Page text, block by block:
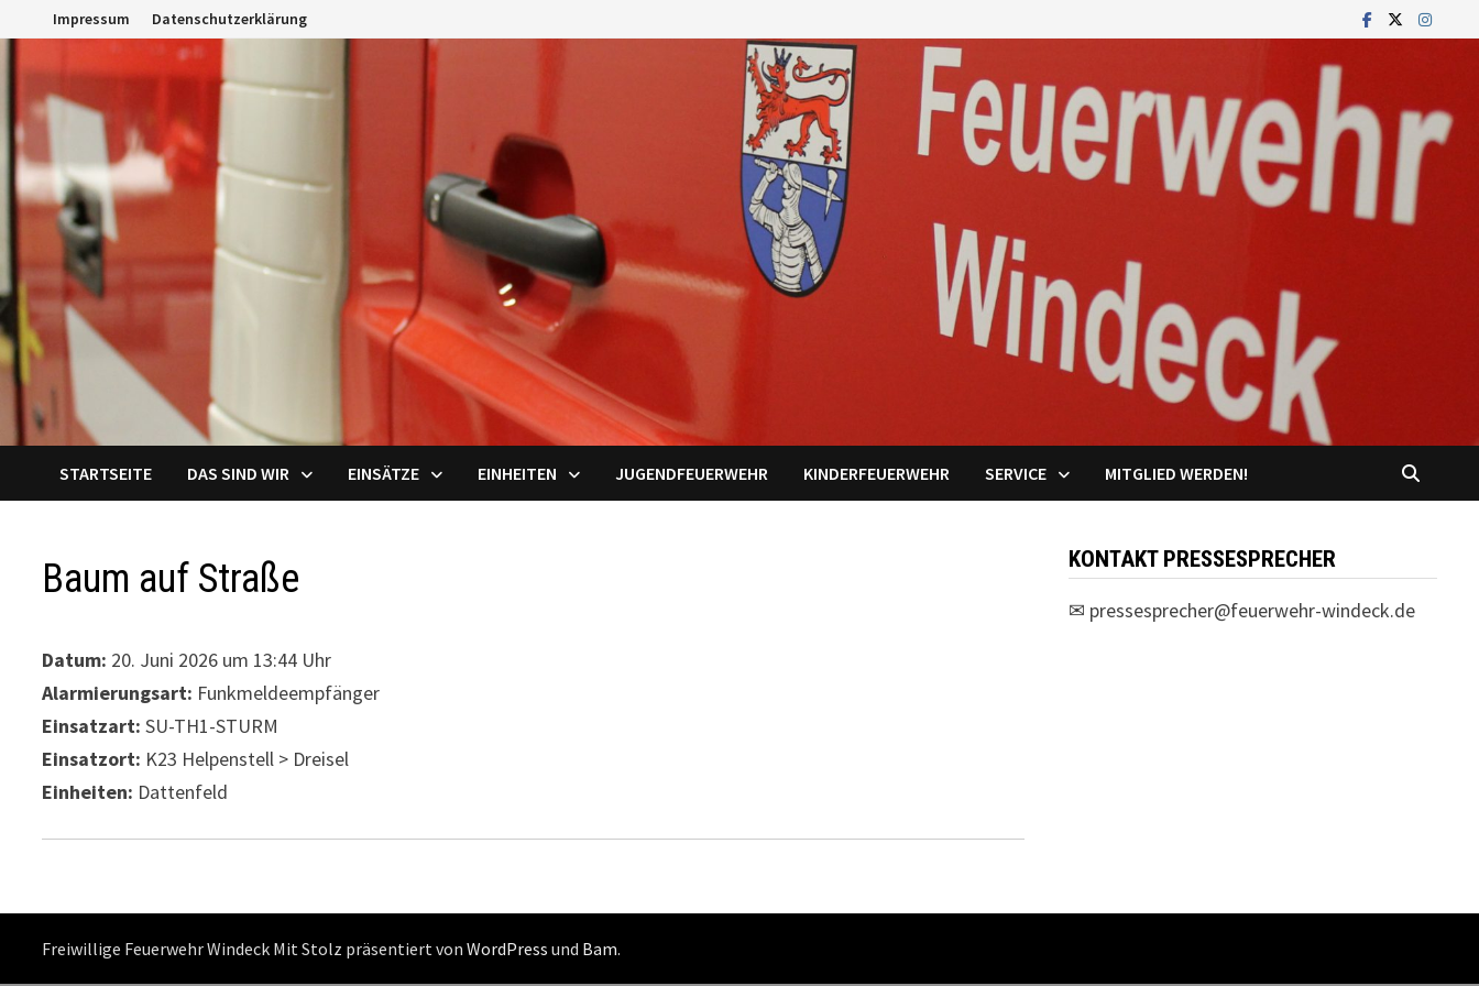
Inhalt
springen
Impressum Datenschutzerklärung
STARTSEITE DAS SIND WIR EINSÄTZE EINHEITEN JUGENDFEUERWEHR KINDERFEUERWEHR SERVICE MITGLIED WERDEN!
Baum auf Straße
Datum: 20. Juni 2026 um 13:44 Uhr
Alarmierungsart: Funkmeldeempfänger
Einsatzart: SU-TH1-STURM
Einsatzort: K23 Helpenstell > Dreisel
Einheiten: Dattenfeld
KONTAKT PRESSESPRECHER
✉ pressesprecher@feuerwehr-windeck.de
Freiwillige Feuerwehr Windeck Mit Stolz präsentiert vonWordPress und Bam.